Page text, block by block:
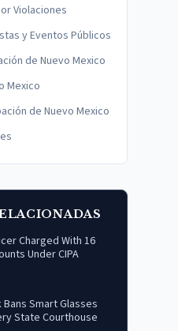
Violaciones
y Eventos Públicos
de Nuevo Mexico
Mexico
de Nuevo Mexico
Charged With 16
Under CIPA
Bans Smart Glasses
State Courthouse